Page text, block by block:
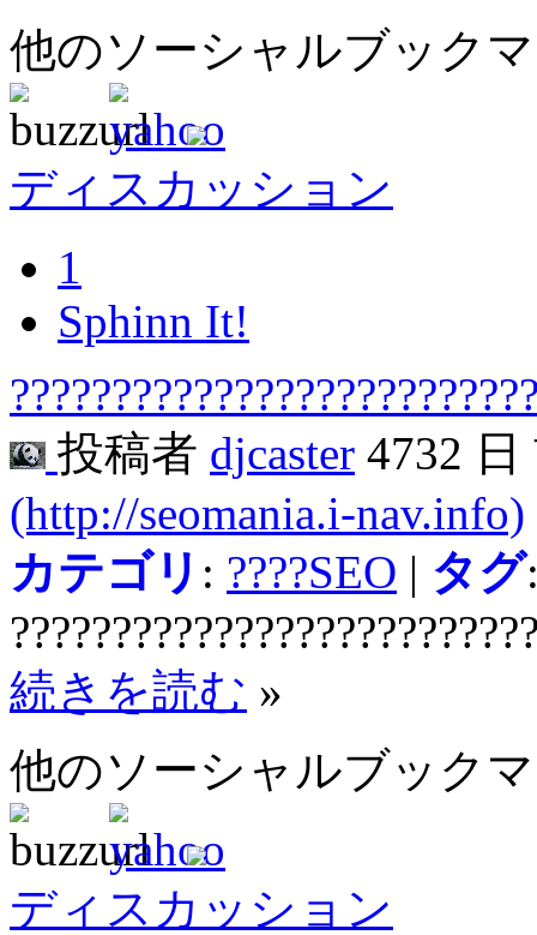
他のソーシャルブック
ディスカッション
1
Sphinn It!
投稿者 djcaster 4732 日
(http://seomania.i-nav.info)
カテゴリ : ????SEO | タグ
続きを読む »
他のソーシャルブック
ディスカッション